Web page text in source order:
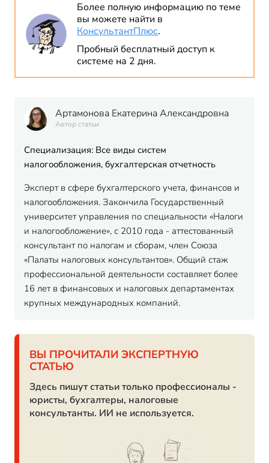
Более полную информацию по теме
вы можете найти в
КонсультантПлюс.
Пробный бесплатный доступ к
системе на 2 дня.
Артамонова Екатерина Александровна
Автор статьи
Специализация: Все виды систем
налогообложения, бухгалтерская отчетность
Эксперт в сфере бухгалтерского учета, финансов и
налогообложения. Закончила Государственный
университет управления по специальности «Налоги
и налогообложение», с 2010 года - аттестованный
консультант по налогам и сборам, член Союза
«Палаты налоговых консультантов». Общий стаж
профессиональной деятельности составляет более
16 лет в финансовых и налоговых департаментах
крупных международных компаний.
ВЫ ПРОЧИТАЛИ ЭКСПЕРТНУЮ
СТАТЬЮ
Здесь пишут статьи только профессионалы -
юристы, бухгалтеры, налоговые
консультанты. ИИ не используется.